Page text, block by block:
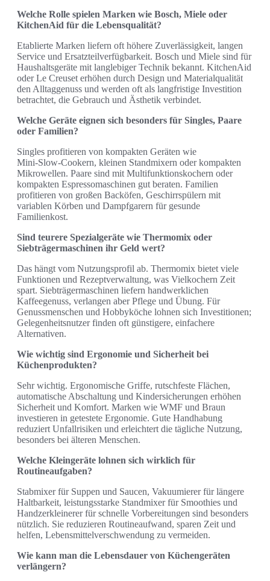
Welche Rolle spielen Marken wie Bosch, Miele oder
KitchenAid für die Lebensqualität?
Etablierte Marken liefern oft höhere Zuverlässigkeit, langen
Service und Ersatzteilverfügbarkeit. Bosch und Miele sind für
Haushaltsgeräte mit langlebiger Technik bekannt. KitchenAid
oder Le Creuset erhöhen durch Design und Materialqualität
den Alltaggenuss und werden oft als langfristige Investition
betrachtet, die Gebrauch und Ästhetik verbindet.
Welche Geräte eignen sich besonders für Singles, Paare
oder Familien?
Singles profitieren von kompakten Geräten wie
Mini‑Slow‑Cookern, kleinen Standmixern oder kompakten
Mikrowellen. Paare sind mit Multifunktionskochern oder
kompakten Espressomaschinen gut beraten. Familien
profitieren von großen Backöfen, Geschirrspülern mit
variablen Körben und Dampfgarern für gesunde
Familienkost.
Sind teurere Spezialgeräte wie Thermomix oder
Siebträgermaschinen ihr Geld wert?
Das hängt vom Nutzungsprofil ab. Thermomix bietet viele
Funktionen und Rezeptverwaltung, was Vielkochern Zeit
spart. Siebträgermaschinen liefern handwerklichen
Kaffeegenuss, verlangen aber Pflege und Übung. Für
Genussmenschen und Hobbyköche lohnen sich Investitionen;
Gelegenheitsnutzer finden oft günstigere, einfachere
Alternativen.
Wie wichtig sind Ergonomie und Sicherheit bei
Küchenprodukten?
Sehr wichtig. Ergonomische Griffe, rutschfeste Flächen,
automatische Abschaltung und Kindersicherungen erhöhen
Sicherheit und Komfort. Marken wie WMF und Braun
investieren in getestete Ergonomie. Gute Handhabung
reduziert Unfallrisiken und erleichtert die tägliche Nutzung,
besonders bei älteren Menschen.
Welche Kleingeräte lohnen sich wirklich für
Routineaufgaben?
Stabmixer für Suppen und Saucen, Vakuumierer für längere
Haltbarkeit, leistungsstarke Standmixer für Smoothies und
Handzerkleinerer für schnelle Vorbereitungen sind besonders
nützlich. Sie reduzieren Routineaufwand, sparen Zeit und
helfen, Lebensmittelverschwendung zu vermeiden.
Wie kann man die Lebensdauer von Küchengeräten
verlängern?